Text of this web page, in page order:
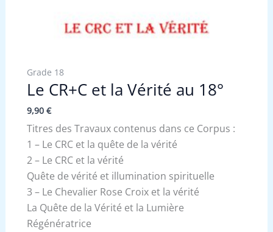
Grade 18
Le CR+C et la Vérité au 18°
9,90 €
Titres des Travaux contenus dans ce Corpus :
1 – Le CRC et la quête de la vérité
2 – Le CRC et la vérité
Quête de vérité et illumination spirituelle
3 – Le Chevalier Rose Croix et la vérité
La Quête de la Vérité et la Lumière
Régénératrice